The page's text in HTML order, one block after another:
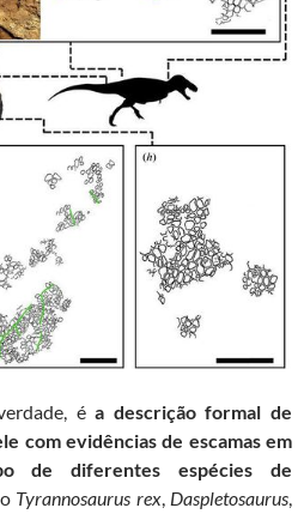
éa descrição formal de
com evidências de escamas em
de diferentes espécies de
Tyrannosaurus rex, Daspletosaurus,